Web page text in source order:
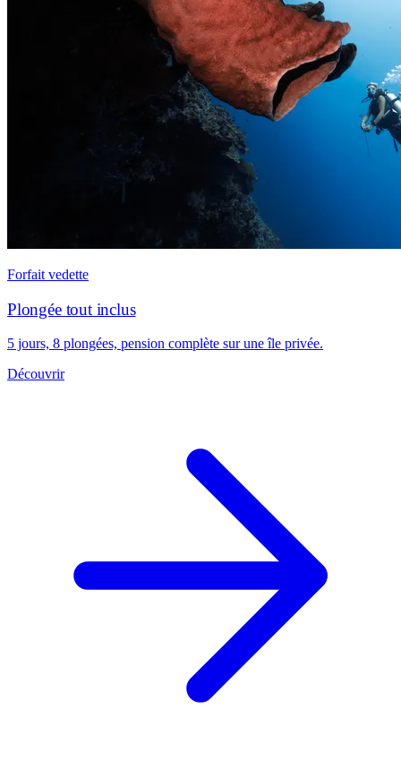
Forfait vedette
Plongée tout inclus
5 jours, 8 plongées, pension complète sur une île privée.
Découvrir